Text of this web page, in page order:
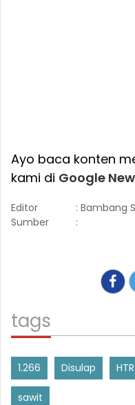
Ayo baca konten
kami di Google
Editor
: Bambang
Sumber
:
tags
1.266 Disulap HTR
sawit